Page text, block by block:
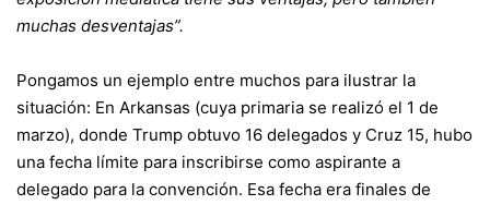
muchas desventajas”.
Pongamos un ejemplo entre muchos para ilustrar la
situación: En Arkansas (cuya primaria se realizó el 1 de
marzo), donde Trump obtuvo 16 delegados y Cruz 15, hubo
una fecha límite para inscribirse como aspirante a
delegado para la convención. Esa fecha era finales de